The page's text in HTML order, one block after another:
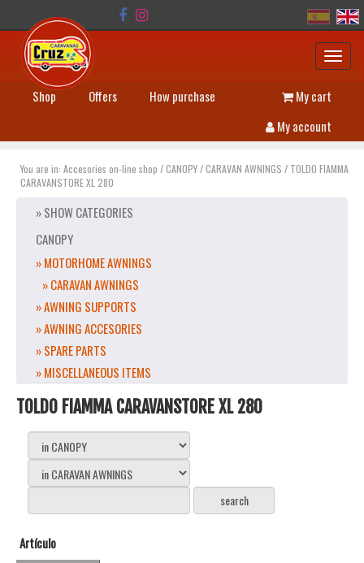
Shop Offers How purchase
My cart
My account
You are in: Accesories on-line shop /CANOPY/CARAVAN AWNINGS / TOLDO FIAMMA
CARAVANSTORE XL 280
» SHOW CATEGORIES
CANOPY
» MOTORHOME AWNINGS
» CARAVAN AWNINGS
» AWNING SUPPORTS
» AWNING ACCESORIES
» SPARE PARTS
» MISCELLANEOUS ITEMS
TOLDO FIAMMA CARAVANSTORE XL 280
Artículo